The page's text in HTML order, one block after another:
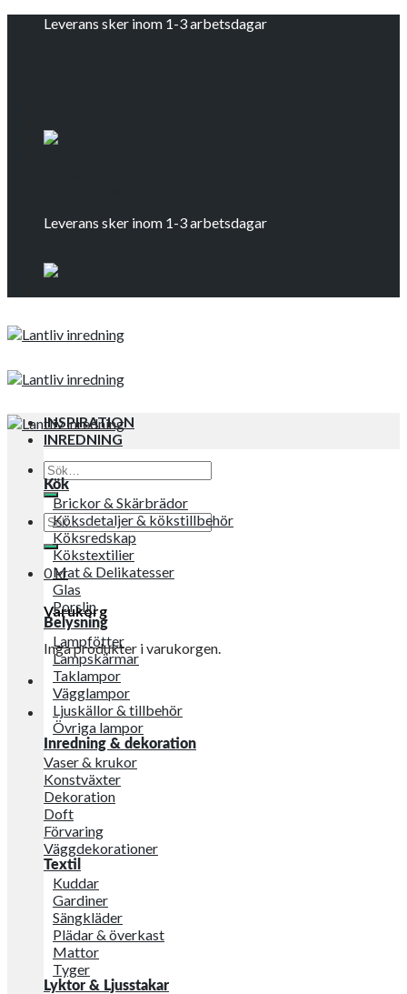
Leverans sker inom 1-3 arbetsdagar
Leverans sker inom 1-3 arbetsdagar
Sök
efter:
Sök
efter:
0kr
Varukorg
Inga produkter i varukorgen.
INSPIRATION
INREDNING
Kök
Brickor & Skärbrädor
Köksdetaljer & kökstillbehör
Köksredskap
Kökstextilier
Mat & Delikatesser
Glas
Porslin
Belysning
Lampfötter
Lampskärmar
Taklampor
Vägglampor
Ljuskällor & tillbehör
Övriga lampor
Inredning & dekoration
Vaser & krukor
Konstväxter
Dekoration
Doft
Förvaring
Väggdekorationer
Textil
Kuddar
Gardiner
Sängkläder
Plädar & överkast
Mattor
Tyger
Lyktor & Ljusstakar